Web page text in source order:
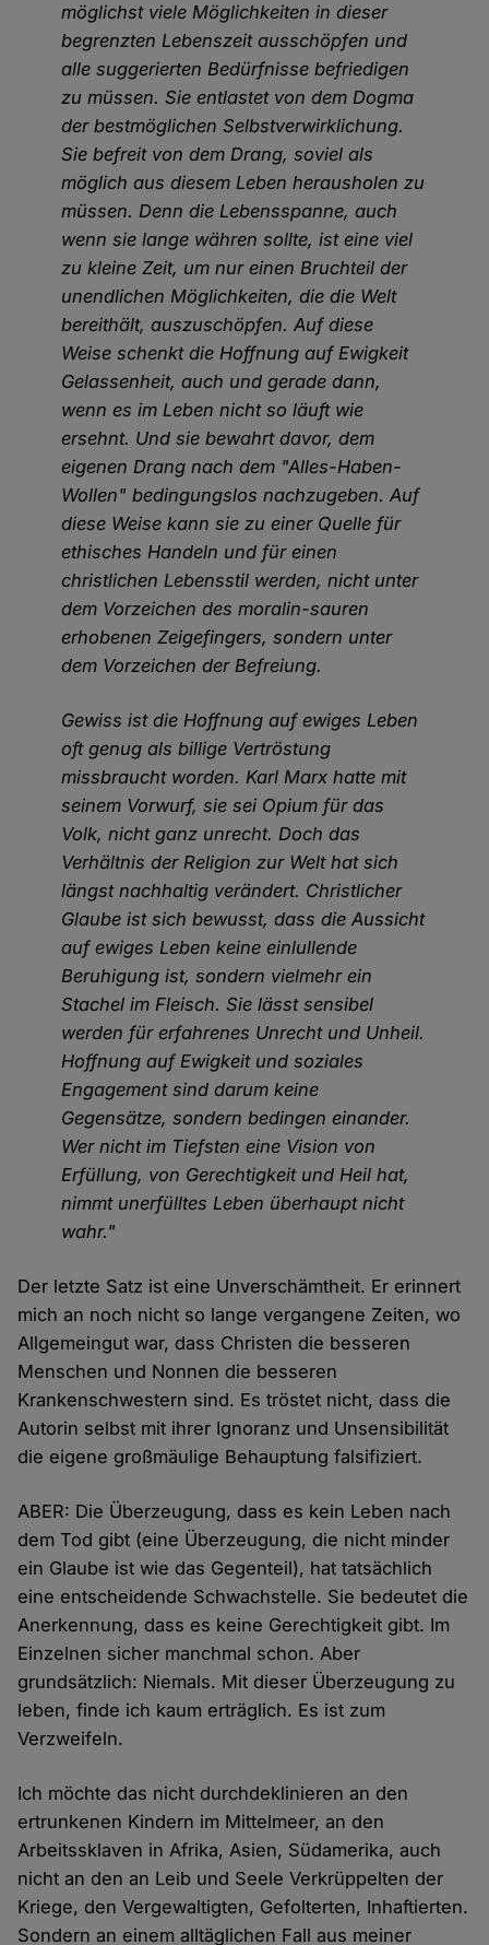
möglichst viele Möglichkeiten in dieser
begrenzten Lebenszeit ausschöpfen und
alle suggerierten Bedürfnisse befriedigen
zu müssen. Sie entlastet von dem Dogma
der bestmöglichen Selbstverwirklichung.
Sie befreit von dem Drang, soviel als
möglich aus diesem Leben herausholen zu
müssen. Denn die Lebensspanne, auch
wenn sie lange währen sollte, ist eine viel
zu kleine Zeit, um nur einen Bruchteil der
unendlichen Möglichkeiten, die die Welt
bereithält, auszuschöpfen. Auf diese
Weise schenkt die Hoffnung auf Ewigkeit
Gelassenheit, auch und gerade dann,
wenn es im Leben nicht so läuft wie
ersehnt. Und sie bewahrt davor, dem
eigenen Drang nach dem "Alles-Haben-
Wollen" bedingungslos nachzugeben. Auf
diese Weise kann sie zu einer Quelle für
ethisches Handeln und für einen
christlichen Lebensstil werden, nicht unter
dem Vorzeichen des moralin-sauren
erhobenen Zeigefingers, sondern unter
dem Vorzeichen der Befreiung.
Gewiss ist die Hoffnung auf ewiges Leben
oft genug als billige Vertröstung
missbraucht worden. Karl Marx hatte mit
seinem Vorwurf, sie sei Opium für das
Volk, nicht ganz unrecht. Doch das
Verhältnis der Religion zur Welt hat sich
längst nachhaltig verändert. Christlicher
Glaube ist sich bewusst, dass die Aussicht
auf ewiges Leben keine einlullende
Beruhigung ist, sondern vielmehr ein
Stachel im Fleisch. Sie lässt sensibel
werden für erfahrenes Unrecht und Unheil.
Hoffnung auf Ewigkeit und soziales
Engagement sind darum keine
Gegensätze, sondern bedingen einander.
Wer nicht im Tiefsten eine Vision von
Erfüllung, von Gerechtigkeit und Heil hat,
nimmt unerfülltes Leben überhaupt nicht
wahr."
Der letzte Satz ist eine Unverschämtheit. Er erinnert
mich an noch nicht so lange vergangene Zeiten, wo
Allgemeingut war, dass Christen die besseren
Menschen und Nonnen die besseren
Krankenschwestern sind. Es tröstet nicht, dass die
Autorin selbst mit ihrer Ignoranz und Unsensibilität
die eigene großmäulige Behauptung falsifiziert.
ABER: Die Überzeugung, dass es kein Leben nach
dem Tod gibt (eine Überzeugung, die nicht minder
ein Glaube ist wie das Gegenteil), hat tatsächlich
eine entscheidende Schwachstelle. Sie bedeutet die
Anerkennung, dass es keine Gerechtigkeit gibt. Im
Einzelnen sicher manchmal schon. Aber
grundsätzlich: Niemals. Mit dieser Überzeugung zu
leben, finde ich kaum erträglich. Es ist zum
Verzweifeln.
Ich möchte das nicht durchdeklinieren an den
ertrunkenen Kindern im Mittelmeer, an den
Arbeitssklaven in Afrika, Asien, Südamerika, auch
nicht an den an Leib und Seele Verkrüppelten der
Kriege, den Vergewaltigten, Gefolterten, Inhaftierten.
Sondern an einem alltäglichen Fall aus meiner